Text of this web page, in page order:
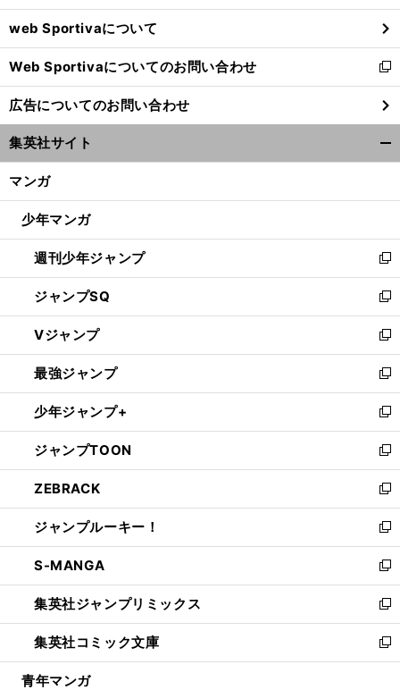
ウ
で
開
く
web Sportivaについて
Web Sportivaについてのお問い合わせ
新
し
い
ウ
ィ
ン
ウ
開
く
広告についてのお問い合わせ
集英社サイト
マンガ
少年マンガ
週刊少年ジャンプ
新
し
い
ウ
ィ
ン
ド
ウ
で
開
く
ジャンプSQ
新
し
い
ウ
ィ
ン
ド
ウ
で
開
く
Vジャンプ
新
し
い
ウ
ィ
ン
ド
ウ
で
開
く
最強ジャンプ
新
し
い
ウ
ィ
ン
ド
ウ
で
開
く
少年ジャンプ+
新
し
い
ウ
ィ
ン
ド
ウ
で
開
く
ジャンプTOON
新
し
い
ウ
ィ
ン
ド
ウ
で
開
く
ZEBRACK
新
し
い
ウ
ィ
ン
ド
ウ
で
開
ジャンプルーキー！
新
し
い
ウ
ィ
ン
ド
ウ
S-MANGA
新
し
い
ウ
ィ
ン
集英社ジャンプリミックス
新
し
い
ウ
集英社コミック文庫
新
し
青年マンガ